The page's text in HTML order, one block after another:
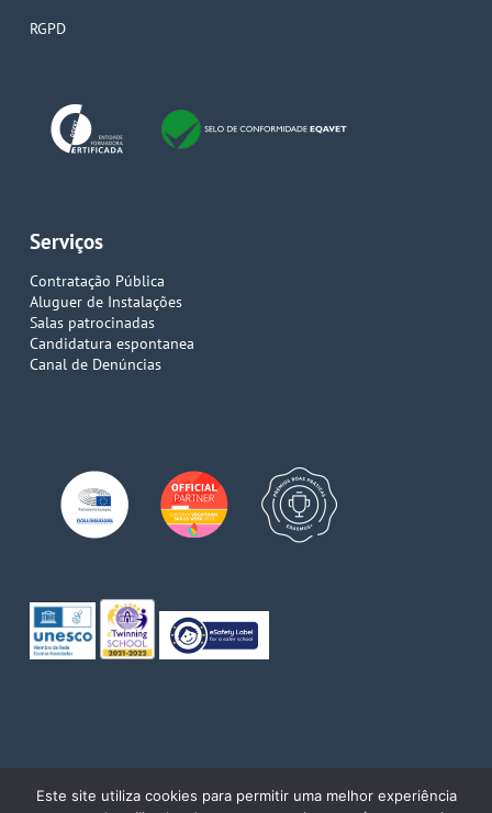
RGPD
Serviços
Contratação Pública
Aluguer de Instalações
Salas patrocinadas
Candidatura espontanea
Canal de Denúncias
Este site utiliza cookies para permitir uma melhor experiência